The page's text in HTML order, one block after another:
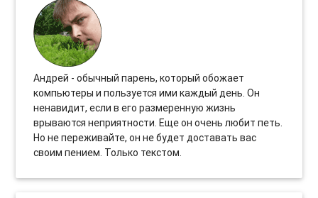
Андрей - обычный парень, который обожает
компьютеры и пользуется ими каждый день. Он
ненавидит, если в его размеренную жизнь
врываются неприятности. Еще он очень любит петь.
Но не переживайте, он не будет доставать вас
своим пением. Только текстом.